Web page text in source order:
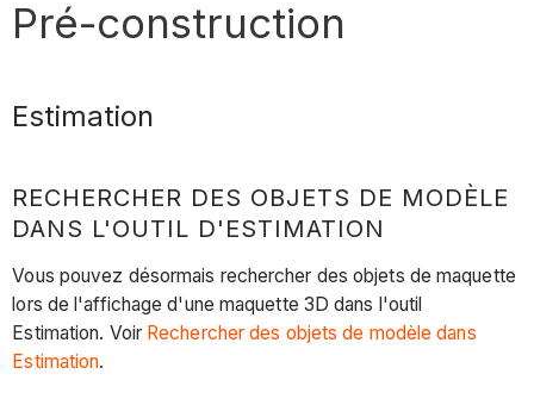
Pré-construction
Estimation
RECHERCHER DES OBJETS DE MODÈLE
DANS L'OUTIL D'ESTIMATION
Vous pouvez désormais rechercher des objets de maquette
lors de l'affichage d'une maquette 3D dans l'outil
Estimation. Voir Rechercher des objets de modèle dans
Estimation.